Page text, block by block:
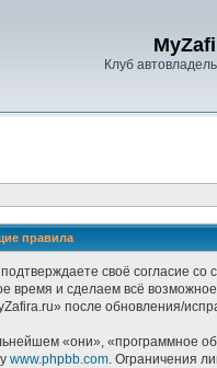
Клуб
правила
своё согласие
и сделаем всё
после обновления/
«они», «программное
www.phpbb.com. Ограничения